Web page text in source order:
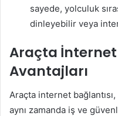
sayede, yolculuk
dinleyebilir veya
Araçta İnternet
Avantajları
Araçta internet
aynı zamanda iş ve